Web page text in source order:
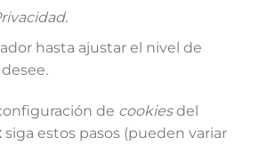
.
hasta ajustar el nivel de
de cookiesdel
siga estos pasos (pueden variar